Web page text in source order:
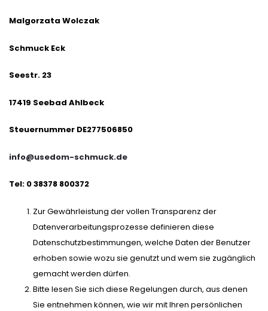
Malgorzata Wolczak
Schmuck Eck
Seestr. 23
17419 Seebad Ahlbeck
Steuernummer DE277506850
info@usedom-schmuck.de
Tel: 0 38378 800372
Zur Gewährleistung der vollen Transparenz der
Datenverarbeitungsprozesse definieren diese
Datenschutzbestimmungen, welche Daten der Benutzer
erhoben sowie wozu sie genutzt und wem sie zugänglich
gemacht werden dürfen.
Bitte lesen Sie sich diese Regelungen durch, aus denen
Sie entnehmen können, wie wir mit Ihren persönlichen